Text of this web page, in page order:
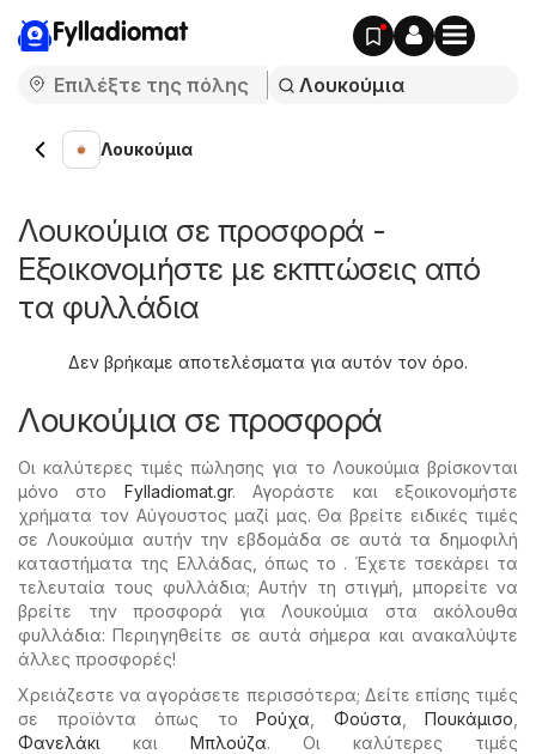
Fylladiomat
Λουκούμια
Λουκούμια σε προσφορά -
Εξοικονομήστε με εκπτώσεις από
τα φυλλάδια
Δεν βρήκαμε αποτελέσματα για αυτόν τον όρο.
Λουκούμια σε προσφορά
Οι καλύτερες τιμές πώλησης για το Λουκούμια βρίσκονται
μόνο στο Fylladiomat.gr. Αγοράστε και εξοικονομήστε
χρήματα τον Αύγουστος μαζί μας. Θα βρείτε ειδικές τιμές
σε Λουκούμια αυτήν την εβδομάδα σε αυτά τα δημοφιλή
καταστήματα της Ελλάδας, όπως το . Έχετε τσεκάρει τα
τελευταία τους φυλλάδια; Αυτήν τη στιγμή, μπορείτε να
βρείτε την προσφορά για Λουκούμια στα ακόλουθα
φυλλάδια: Περιηγηθείτε σε αυτά σήμερα και ανακαλύψτε
άλλες προσφορές!
Χρειάζεστε να αγοράσετε περισσότερα; Δείτε επίσης τιμές
σε προϊόντα όπως το Ρούχα Φούστα Πουκάμισο
Φανελάκι και Μπλούζα. Οι καλύτερες τιμές